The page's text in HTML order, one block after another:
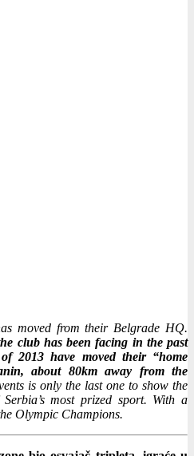
moved from their Belgrade HQ.
club has been facing in the past
2013 have moved their “home
about 80km away from the
is only the last one to show the
most prized sport. With a
Olympic Champions.